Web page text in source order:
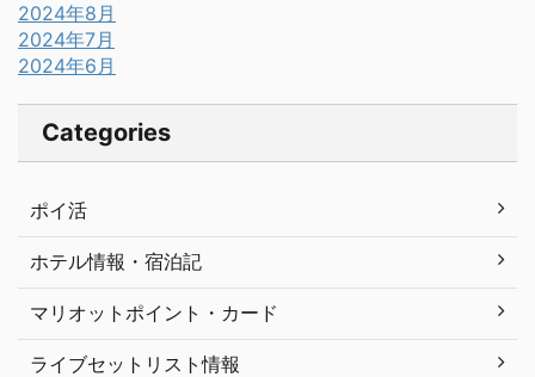
2024年8月
2024年7月
2024年6月
Categories
ポイ活
ホテル情報・宿泊記
マリオットポイント・カード
ライブセットリスト情報